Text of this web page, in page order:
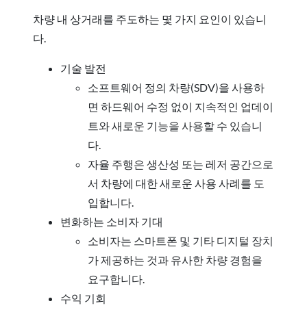
차량 내 상거래를 주도하는 몇 가지 요인이 있습니
다.
기술 발전
소프트웨어 정의 차량(SDV)을 사용하
면 하드웨어 수정 없이 지속적인 업데이
트와 새로운 기능을 사용할 수 있습니
다.
자율 주행은 생산성 또는 레저 공간으로
서 차량에 대한 새로운 사용 사례를 도
입합니다.
변화하는 소비자 기대
소비자는 스마트폰 및 기타 디지털 장치
가 제공하는 것과 유사한 차량 경험을
요구합니다.
수익 기회